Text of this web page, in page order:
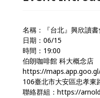
名稱：『台北』興欣讀
日期：06/15
時間：19:00
伯朗咖啡館 科大概念店
https://
106臺北市大安區忠孝東
聯絡群組：https://